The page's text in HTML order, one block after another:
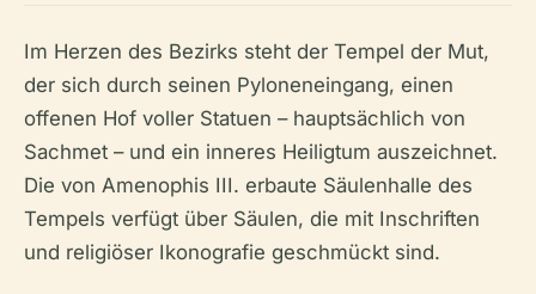
Im Herzen des Bezirks steht der Tempel der Mut,
der sich durch seinen Pyloneneingang, einen
offenen Hof voller Statuen – hauptsächlich von
Sachmet – und ein inneres Heiligtum auszeichnet.
Die von Amenophis III. erbaute Säulenhalle des
Tempels verfügt über Säulen, die mit Inschriften
und religiöser Ikonografie geschmückt sind.